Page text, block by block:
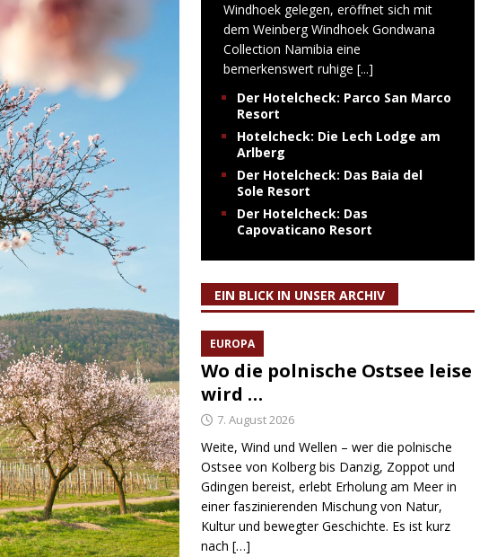
Windhoek gelegen, eröffnet sich mit
dem Weinberg Windhoek Gondwana
Collection Namibia eine
bemerkenswert ruhige [...]
Der Hotelcheck: Parco San Marco
Resort
Hotelcheck: Die Lech Lodge am
Arlberg
Der Hotelcheck: Das Baia del
Sole Resort
Der Hotelcheck: Das
Capovaticano Resort
EIN BLICK IN UNSER ARCHIV
EUROPA
Wo die polnische Ostsee leise
wird …
7. August 2026
Weite, Wind und Wellen – wer die polnische
Ostsee von Kolberg bis Danzig, Zoppot und
Gdingen bereist, erlebt Erholung am Meer in
einer faszinierenden Mischung von Natur,
Kultur und bewegter Geschichte. Es ist kurz
nach […]